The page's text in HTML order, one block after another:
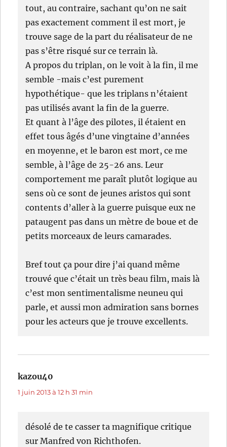
tout, au contraire, sachant qu’on ne sait
pas exactement comment il est mort, je
trouve sage de la part du réalisateur de ne
pas s’être risqué sur ce terrain là.
A propos du triplan, on le voit à la fin, il me
semble -mais c’est purement
hypothétique- que les triplans n’étaient
pas utilisés avant la fin de la guerre.
Et quant à l’âge des pilotes, il étaient en
effet tous âgés d’une vingtaine d’années
en moyenne, et le baron est mort, ce me
semble, à l’âge de 25-26 ans. Leur
comportement me paraît plutôt logique au
sens où ce sont de jeunes aristos qui sont
contents d’aller à la guerre puisque eux ne
pataugent pas dans un mètre de boue et de
petits morceaux de leurs camarades.
Bref tout ça pour dire j’ai quand même
trouvé que c’était un très beau film, mais là
c’est mon sentimentalisme neuneu qui
parle, et aussi mon admiration sans bornes
pour les acteurs que je trouve excellents.
kazou40
1 juin 2013 à 12 h 31 min
désolé de te casser ta magnifique critique
sur Manfred von Richthofen.